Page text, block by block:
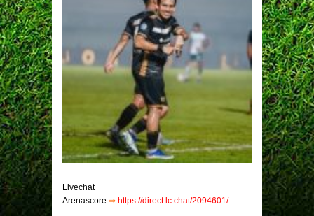
Livechat
Arenascore ⇒ https://direct.lc.chat/2094601/